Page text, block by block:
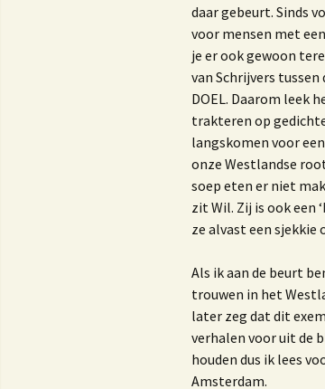
Trouwambtenaar
Workshop ‘Bloggen, iets
Privacy beleid van Bureau
daar gebeurt. Sinds
voor mensen met
je er ook gewoon
van Schrijvers
DOEL. Daarom leek
trakteren op
langskomen voor
onze Westlandse
soep eten er niet
zit Wil. Zij is ook een
ze alvast een sjekkie
Als ik aan de beurt
trouwen in het
later zeg dat dit
verhalen voor uit de
houden dus ik lees
Amsterdam.